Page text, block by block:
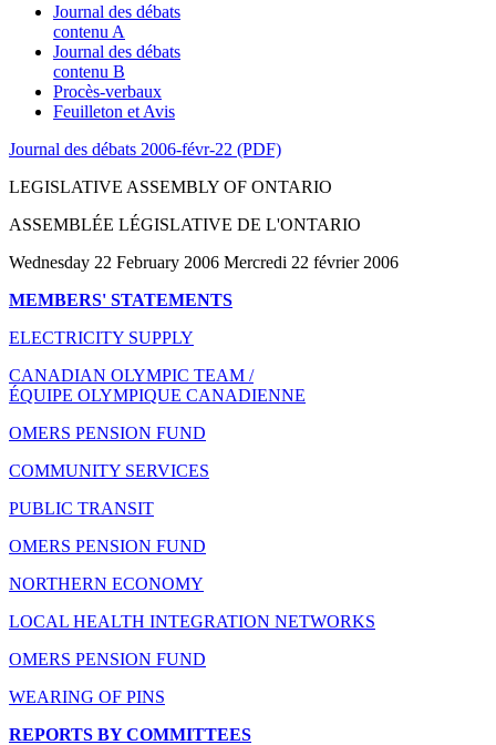
Journal des débats
contenu A
Journal des débats
contenu B
Procès-verbaux
Feuilleton et Avis
Journal des débats 2006-févr-22 (PDF)
LEGISLATIVE ASSEMBLY OF ONTARIO
ASSEMBLÉE LÉGISLATIVE DE L'ONTARIO
Wednesday 22 February 2006 Mercredi 22 février 2006
MEMBERS' STATEMENTS
ELECTRICITY SUPPLY
CANADIAN OLYMPIC TEAM /
ÉQUIPE OLYMPIQUE CANADIENNE
OMERS PENSION FUND
COMMUNITY SERVICES
PUBLIC TRANSIT
OMERS PENSION FUND
NORTHERN ECONOMY
LOCAL HEALTH INTEGRATION NETWORKS
OMERS PENSION FUND
WEARING OF PINS
REPORTS BY COMMITTEES